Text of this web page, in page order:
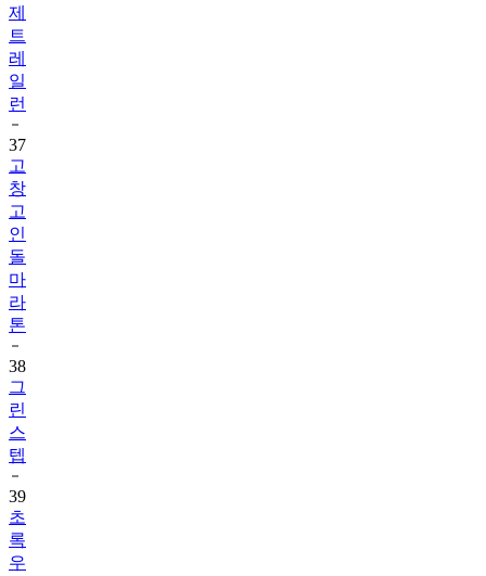
제
트
레
일
런
37
고
창
고
인
돌
마
라
톤
38
그
린
스
텝
39
초
록
우